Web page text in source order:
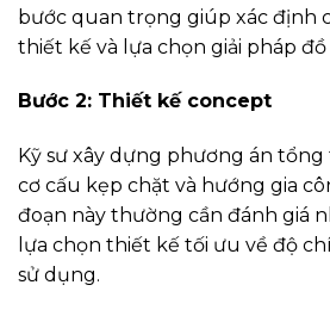
bước quan trọng giúp xác định
thiết kế và lựa chọn giải pháp
Bước 2: Thiết kế concept
Kỹ sư xây dựng phương án
cơ cấu kẹp chặt và hướng gia
đoạn này thường cần đánh giá
lựa chọn thiết kế tối ưu về độ
sử dụng.